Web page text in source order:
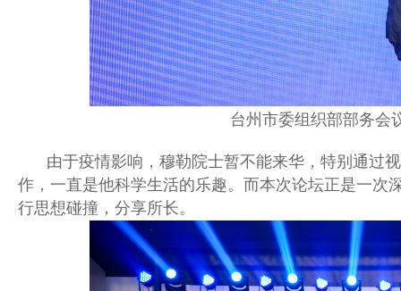
台州市委组织部部务会
由于疫情影响，穆勒院士暂不能来华，特别通过
作，一直是他科学生活的乐趣。而本次论坛正是一次
行思想碰撞，分享所长。